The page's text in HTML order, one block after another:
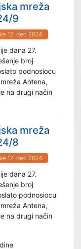
mreža
9
12. dec 2024.
dana 27.
broj
podnosiocu
Antena,
na drugi način
mreža
8
12. dec 2024.
dana 27.
broj
podnosiocu
Antena,
na drugi način